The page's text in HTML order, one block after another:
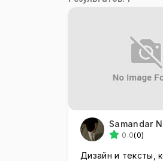
Samandar N
0.0(0)
Дизайн и тексты,